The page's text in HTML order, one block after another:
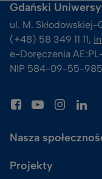
Gdański
ul. M.
(+48) 58 349 11 11,
e-Doręczenia
NIP 584-09-55-985
Nasza
Gazeta GUMed
Projekty